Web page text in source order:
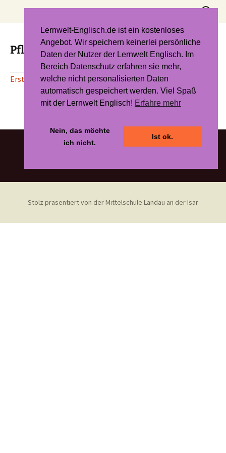
Suchen
Pflanzliche und tierische Zellen
Erstellt mit der revolutionären KI von to_teach!
Stolz präsentiert von der Mittelschule Landau an der Isar
Lernwelt-Englisch.de ist ein kostenloses
Angebot. Wir speichern keinerlei persönliche
Daten der Nutzer der Lernwelt Englisch. Im
Bereich Datenschutz erfahren sie mehr,
welche nicht personalisierten Daten
automatisch gespeichert werden. Viel Spaß
mit der Lernwelt Englisch! Erfahre mehr
Nein, das möchte
ich nicht.
Ist ok.